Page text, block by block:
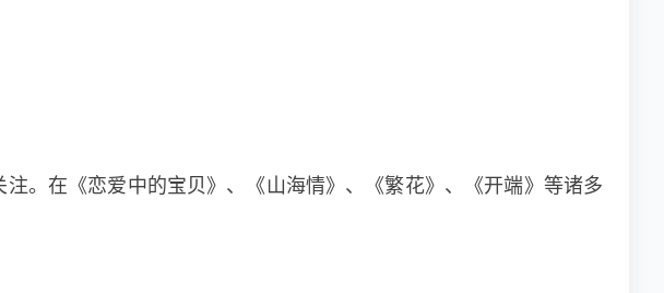
。在《恋爱中的宝贝》、《山海情》、《繁花》、《开端》等诸多